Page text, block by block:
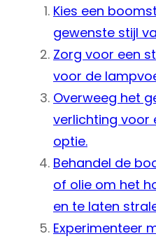
Kies een
gewenste stijl
Zorg voor een
voor de
Overweeg het
verlichting voor
optie.
Behandel de
of olie om het
en te laten
Experimenteer